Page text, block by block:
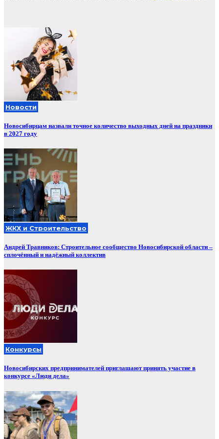
Новости
Новосибирцам назвали точное количество выходных дней на праздники
в 2027 году
ЖКХ и Строительство
Андрей Травников: Строительное сообщество Новосибирской области –
сплочённый и надёжный коллектив
Конкурсы
Новосибирских предпринимателей приглашают принять участие в
конкурсе «Люди дела»